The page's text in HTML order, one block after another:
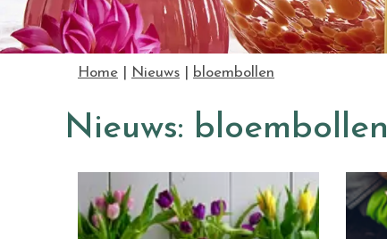
Home Nieuws bloembollen
Nieuws: bloembollen